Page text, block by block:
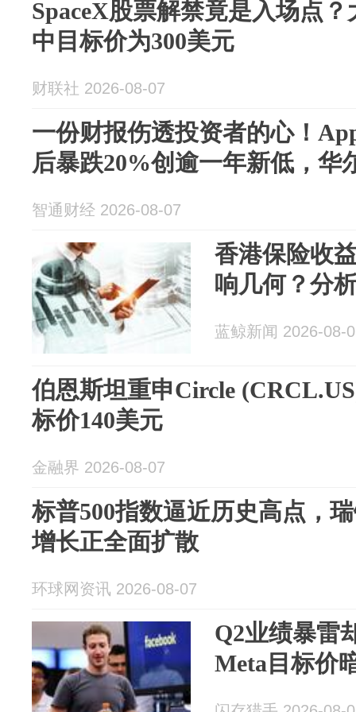
SpaceX股票解禁竟是入场点
中目标价为300美元
财联社 2026-08-07
一份财报伤透投资者的心！
后暴跌20%创逾一年新低，华
智通财经 2026-08-07
香港保险收
响几何？分
蓝鲸新闻 2026-08-
伯恩斯坦重申Circle
标价140美元
金融界 2026-08-07
标普500指数逼近历史高点，
增长正全面扩散
环球网资讯 2026-08-07
Q2业绩暴雷
Meta目标价